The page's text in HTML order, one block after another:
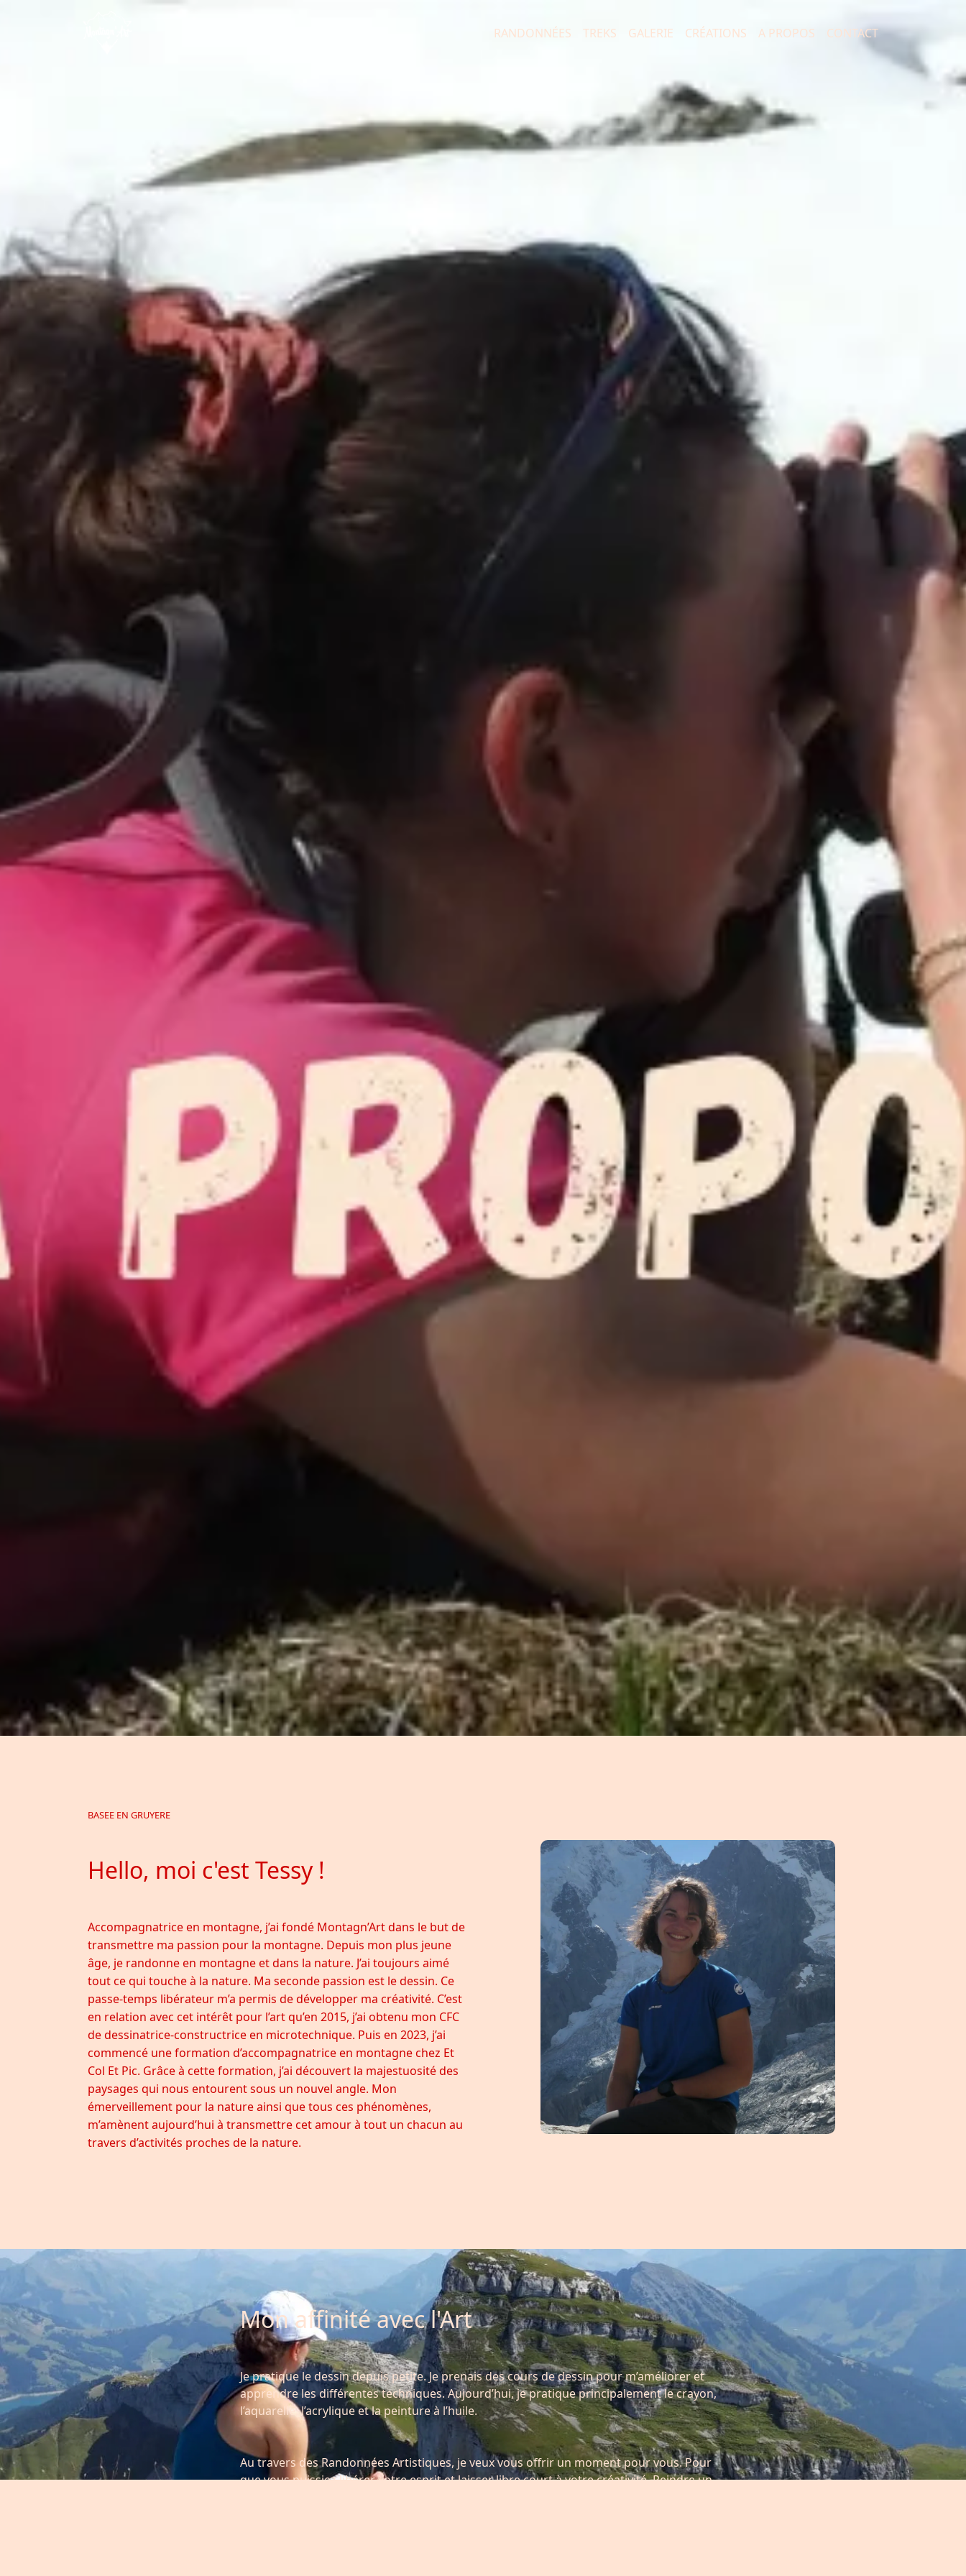
RANDONNÉES TREKS GALERIE CRÉATIONS A PROPOS CONTACT
BASEE EN GRUYERE
Hello, moi c'est Tessy !
Accompagnatrice en montagne, j’ai fondé Montagn’Art dans le but de
transmettre ma passion pour la montagne. Depuis mon plus jeune
âge, je randonne en montagne et dans la nature. J’ai toujours aimé
tout ce qui touche à la nature. Ma seconde passion est le dessin. Ce
passe-temps libérateur m’a permis de développer ma créativité. C’est
en relation avec cet intérêt pour l’art qu’en 2015, j’ai obtenu mon CFC
de dessinatrice-constructrice en microtechnique. Puis en 2023, j’ai
commencé une formation d’accompagnatrice en montagne chez Et
Col Et Pic. Grâce à cette formation, j’ai découvert la majestuosité des
paysages qui nous entourent sous un nouvel angle. Mon
émerveillement pour la nature ainsi que tous ces phénomènes,
m’amènent aujourd’hui à transmettre cet amour à tout un chacun au
travers d’activités proches de la nature.
Mon affinité avec l'Art
Je pratique le dessin depuis petite. Je prenais des cours de dessin pour m’améliorer et
apprendre les différentes techniques. Aujourd’hui, je pratique principalement le crayon,
l’aquarelle, l’acrylique et la peinture à l’huile.
Au travers des Randonnées Artistiques, je veux vous offrir un moment pour vous. Pour
que vous puissiez libérer votre esprit et laisser libre court à votre créativité. Peindre un